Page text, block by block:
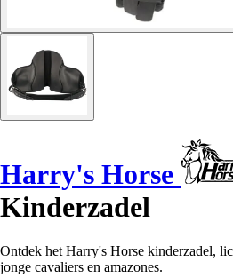
Harry's Horse
Kinderzadel
Ontdek het Harry's Horse kinderzadel,
jonge cavaliers en amazones.